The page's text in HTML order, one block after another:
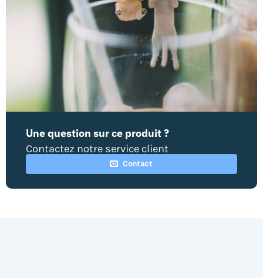
Une question sur ce produit ?
Contactez notre service client
Contact